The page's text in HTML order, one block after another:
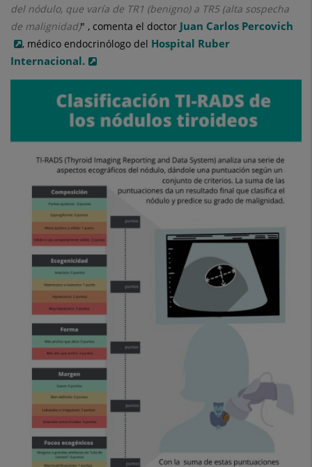
del nódulo, que varía de TR1 (benigno) a TR5 (alta sospecha
de malignidad)" , comenta el doctor Juan Carlos Percovich
, médico endocrinólogo del Hospital Ruber
Internacional.